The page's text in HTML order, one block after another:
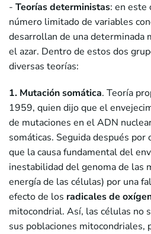
- Teorías deterministas: en este
número limitado de variables
desarrollan de una determinada
el azar. Dentro de estos dos
diversas teorías:
1. Mutación somática. Teoría
1959, quien dijo que el
de mutaciones en el ADN
somáticas. Seguida después
que la causa fundamental del
inestabilidad del genoma de las
energía de las células) por una
efecto de los radicales de
mitocondrial. Así, las células no
sus poblaciones mitocondriales,